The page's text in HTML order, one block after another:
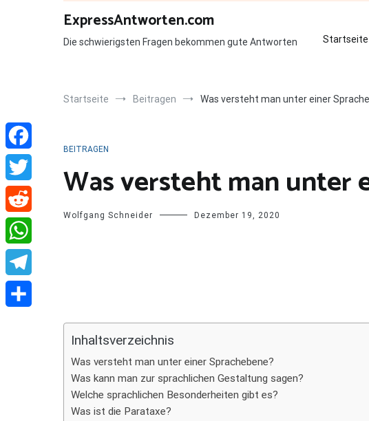
ExpressAntworten.com
Die schwierigsten Fragen bekommen gute Antworten Startseite
Startseite Beitragen Was versteht man unter einer
BEITRAGEN
Was versteht man unter
Wolfgang Schneider Dezember 19, 2020
Inhaltsverzeichnis
Was versteht man unter einer Sprachebene?
Was kann man zur sprachlichen Gestaltung sagen?
Welche sprachlichen Besonderheiten gibt es?
Was ist die Parataxe?
Facebook
Twitter
Reddit
WhatsApp
Telegram